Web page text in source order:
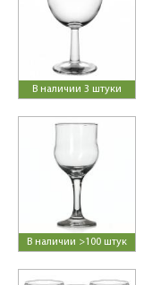
В наличии 3 штуки
В наличии >100 штук